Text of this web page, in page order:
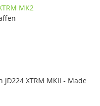
XTRM MKII - Made